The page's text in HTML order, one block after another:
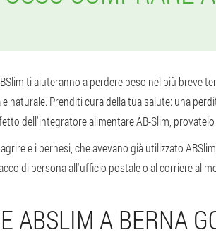
ti aiuteranno a perdere peso nel più breve
naturale. Prenditi cura della tua salute: una
dell'integratore alimentare AB-Slim,
e i bernesi, che avevano già utilizzato
di persona all'ufficio postale o al corriere al
ABSLIM A BERNA